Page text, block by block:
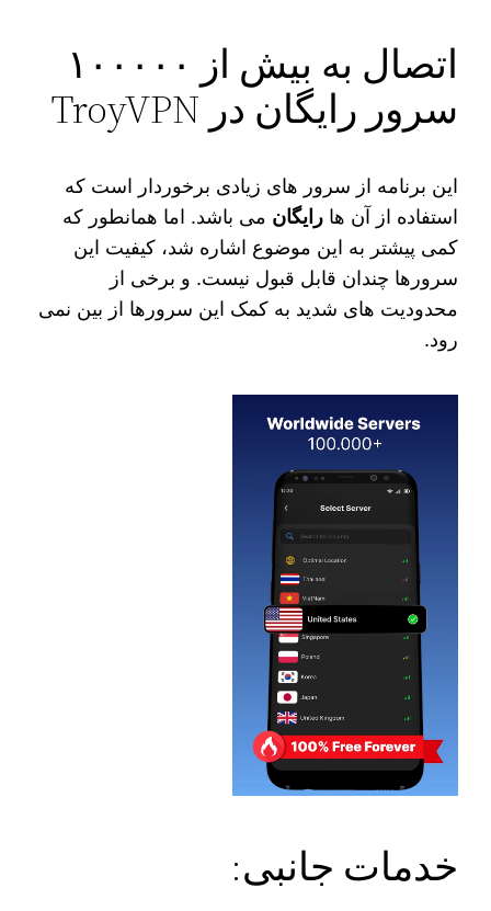
اتصال به بیش از ۱۰۰۰۰۰
سرور رایگان در TroyVPN
این برنامه از سرور های زیادی برخوردار است که
استفاده از آن هارایگان می باشد. اما همانطور که
کمی پیشتر به این موضوع اشاره شد، کیفیت این
سرورها چندان قابل قبول نیست. و برخی از
محدودیت‌ های شدید به کمک این سرورها از بین نمی‌
رود.
خدمات جانبی: